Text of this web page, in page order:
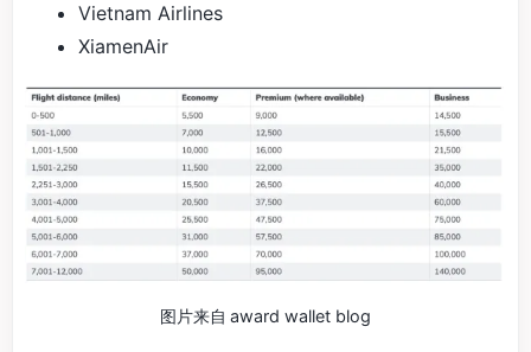
Vietnam Airlines
XiamenAir
图片来自 award wallet blog